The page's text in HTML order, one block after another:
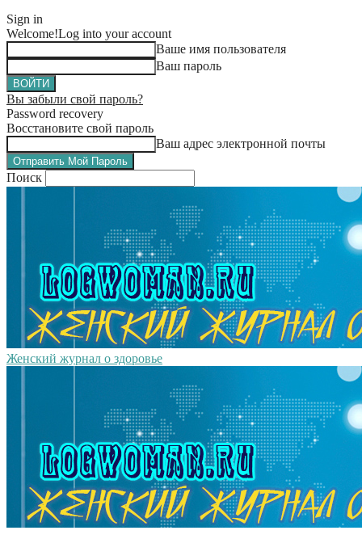
Sign in
Welcome!Log into your account
Ваше имя пользователя
Ваш пароль
Вы забыли свой пароль?
Password recovery
Восстановите свой пароль
Ваш адрес электронной почты
Поиск
Женский журнал о здоровье